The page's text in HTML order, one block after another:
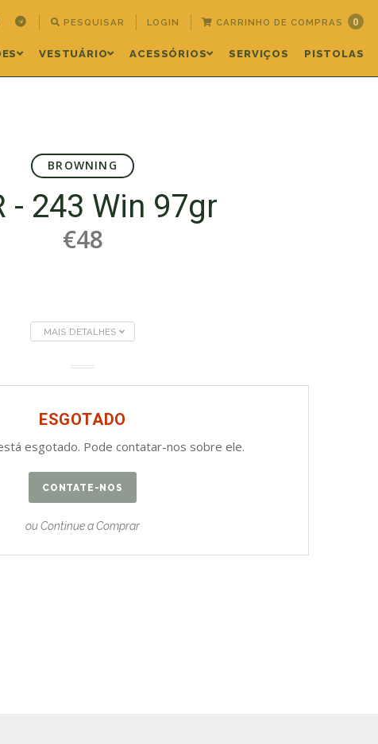
PESQUISAR LOGIN CARRINHO DE COMPRAS 0
VESTUÁRIO ACESSÓRIOS SERVIÇOS PISTOLAS
BROWNING
- 243 Win 97gr
€48
MAIS DETALHES
ESGOTADO
esgotado. Pode contatar-nos sobre ele.
CONTATE-NOS
ou Continue a Comprar